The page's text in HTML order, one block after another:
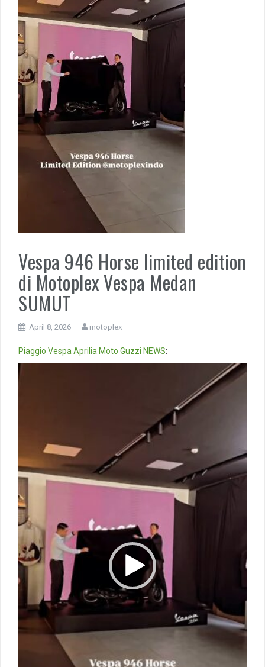
Vespa 946 Horse limited edition
di Motoplex Vespa Medan
SUMUT
April 8, 2026 motoplex
Piaggio Vespa Aprilia Moto Guzzi NEWS: